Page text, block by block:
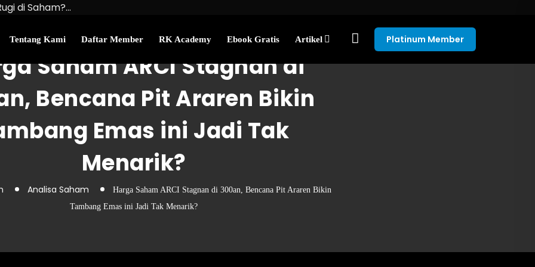
di Saham?…
Uang Perlu…
Tentang Kami Daftar Member RK Academy Ebook Gratis Artikel Platinum Member
Saham ARCI Stagnan di
Bencana Pit Araren Bikin
Emas ini Jadi Tak
Menarik?
Analisa Saham
Harga Saham ARCI Stagnan di 300an, Bencana Pit Araren Bikin
Tambang Emas ini Jadi Tak Menarik?